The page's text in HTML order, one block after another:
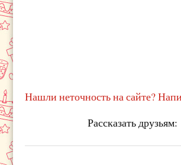
Нашли неточность на сайте?
Рассказать друзьям: